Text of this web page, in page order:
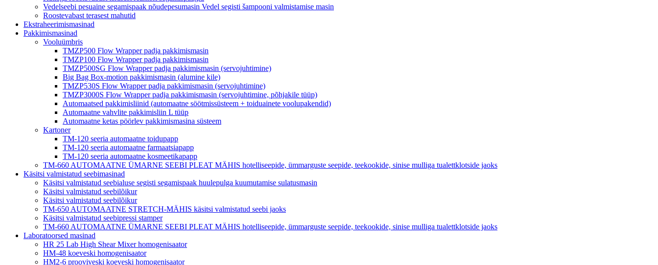
Vedelseebi pesuaine segamispaak nõudepesumasin Vedel segisti šampooni valmistamise masin
Roostevabast terasest mahutid
Ekstraheerimismasinad
Pakkimismasinad
Vooluümbris
TMZP500 Flow Wrapper padja pakkimismasin
TMZP100 Flow Wrapper padja pakkimismasin
TMZP500SG Flow Wrapper padja pakkimismasin (servojuhtimine)
Big Bag Box-motion pakkimismasin (alumine kile)
TMZP530S Flow Wrapper padja pakkimismasin (servojuhtimine)
TMZP3000S Flow Wrapper padja pakkimismasin (servojuhtimine, põhjakile tüüp)
Automaatsed pakkimisliinid (automaatne söötmissüsteem + toiduainete voolupakendid)
Automaatne vahvlite pakkimisliin L tüüp
Automaatne ketas pöörlev pakkimismasina süsteem
Kartoner
TM-120 seeria automaatne toidupapp
TM-120 seeria automaatne farmaatsiapapp
TM-120 seeria automaatne kosmeetikapapp
TM-660 AUTOMAATNE ÜMARNE SEEBI PLEAT MÄHIS hotelliseepide, ümmarguste seepide, teekookide, sinise mulliga tualettklotside jaoks
Käsitsi valmistatud seebimasinad
Käsitsi valmistatud seebialuse segisti segamispaak huulepulga kuumutamise sulatusmasin
Käsitsi valmistatud seebilõikur
Käsitsi valmistatud seebilõikur
TM-650 AUTOMAATNE STRETCH-MÄHIS käsitsi valmistatud seebi jaoks
Käsitsi valmistatud seebipressi stamper
TM-660 AUTOMAATNE ÜMARNE SEEBI PLEAT MÄHIS hotelliseepide, ümmarguste seepide, teekookide, sinise mulliga tualettklotside jaoks
Laboratoorsed masinad
HR 25 Lab High Shear Mixer homogenisaator
HM-48 koeveski homogenisaator
HM2-6 prooviveski koeveski homogenisaator